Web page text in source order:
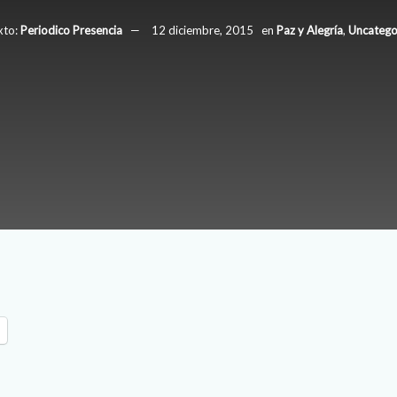
Periodico Presencia 12 diciembre, 2015 en Paz y Alegría,